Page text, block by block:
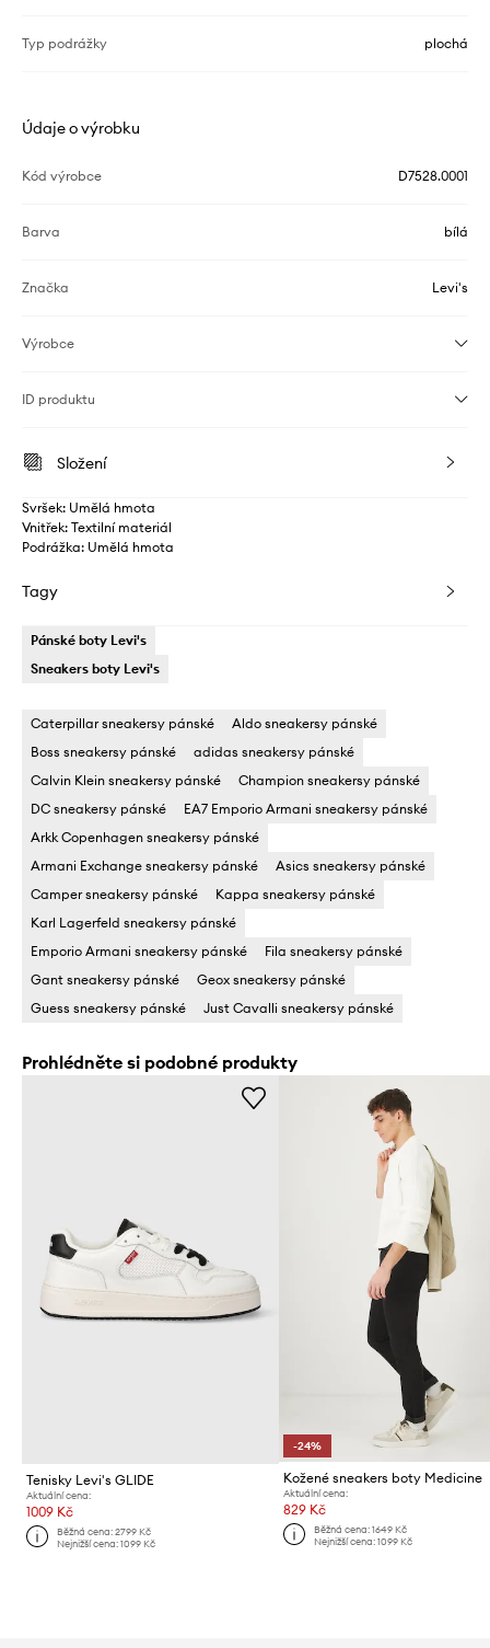
Typ podrážky plochá
Údaje o výrobku
Kód výrobce D7528.0001
Barva bílá
Značka Levi's
Výrobce
ID produktu
Složení
Svršek: Umělá hmota
Vnitřek: Textilní materiál
Podrážka: Umělá hmota
Tagy
Pánské boty Levi's
Sneakers boty Levi's
Caterpillar sneakersy pánské
Aldo sneakersy pánské
Boss sneakersy pánské
adidas sneakersy pánské
Calvin Klein sneakersy pánské
Champion sneakersy pánské
DC sneakersy pánské
EA7 Emporio Armani sneakersy pánské
Arkk Copenhagen sneakersy pánské
Armani Exchange sneakersy pánské
Asics sneakersy pánské
Camper sneakersy pánské
Kappa sneakersy pánské
Karl Lagerfeld sneakersy pánské
Emporio Armani sneakersy pánské
Fila sneakersy pánské
Gant sneakersy pánské
Geox sneakersy pánské
Guess sneakersy pánské
Just Cavalli sneakersy pánské
Prohlédněte si podobné produkty
Tenisky Levi's GLIDE
Aktuální cena:
1009 Kč
Běžná cena:2799 Kč
Nejnižší cena:1099 Kč
-24%
Kožené sneakers boty Medicine
Aktuální cena:
829 Kč
Běžná cena: 1649 Kč
Nejnižší cena: 1099 Kč